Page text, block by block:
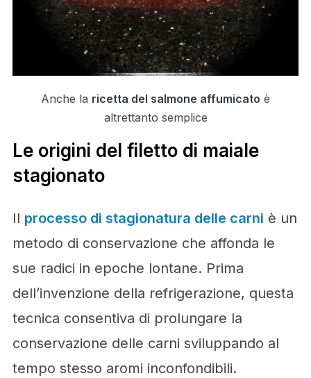
Anche la ricetta del salmone affumicato è
altrettanto semplice
Le origini del filetto di maiale
stagionato
Il processo di stagionatura delle carni è un
metodo di conservazione che affonda le
sue radici in epoche lontane. Prima
dell’invenzione della refrigerazione, questa
tecnica consentiva di prolungare la
conservazione delle carni sviluppando al
tempo stesso aromi inconfondibili.